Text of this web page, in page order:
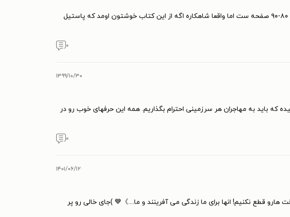
اولین کتابی که از طاقچه خریدم به نظرم برای شروع مطالعه و کتاب خوندن مناسبه خیلی هم کوتاهه تقریبا ۸۰-۹۰ صفحه ست اما واقعا شاهکاره اگه از این کتاب خوشتون اومد که پاستیل
۰
۱۳۹۹/۱۰/۳۰
که باید به مهاجران هر سرزمینی احترام بگذاریم. همه این حرفهای خوب رو در
۰
۱۴۰۱/۰۶/۱۲
قطع نکنیم! انها برای ما زندگی می آفرینند و ما....》💙 )جای خالی رو پر